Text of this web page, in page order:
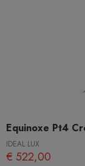
Equinoxe Pt4
IDEAL LUX
€ 522,00